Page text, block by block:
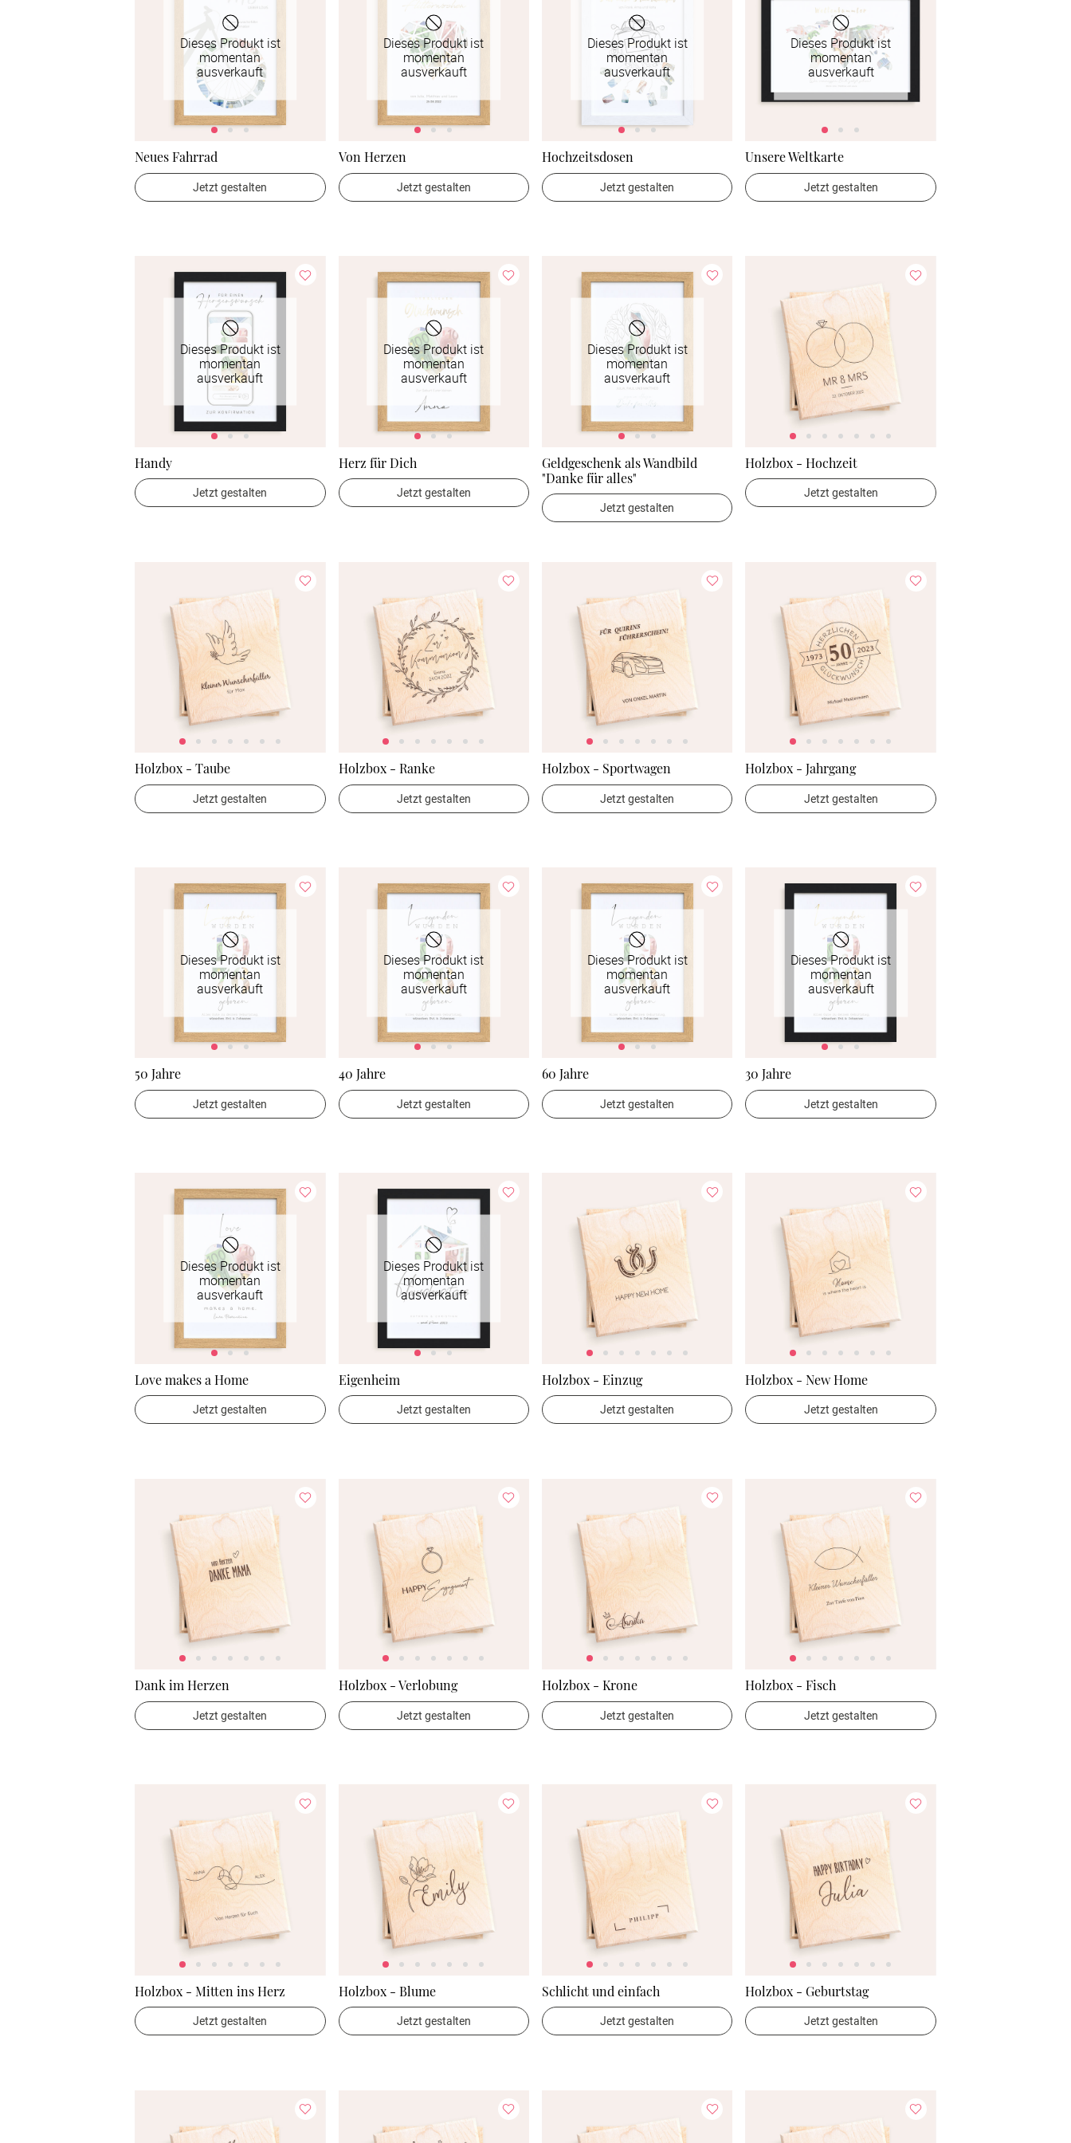
Dieses Produkt ist
momentan
ausverkauft
Neues Fahrrad
Jetzt gestalten
Dieses Produkt ist
momentan
ausverkauft
Von Herzen
Jetzt gestalten
Dieses Produkt ist
momentan
ausverkauft
Hochzeitsdosen
Jetzt gestalten
Dieses Produkt ist
momentan
ausverkauft
Unsere Weltkarte
Jetzt gestalten
Dieses Produkt ist
momentan
ausverkauft
Handy
Jetzt gestalten
Dieses Produkt ist
momentan
ausverkauft
Herz für Dich
Jetzt gestalten
Dieses Produkt ist
momentan
ausverkauft
Geldgeschenk als Wandbild
"Danke für alles"
Jetzt gestalten
Holzbox - Hochzeit
Jetzt gestalten
Holzbox - Taube
Jetzt gestalten
Holzbox - Ranke
Jetzt gestalten
Holzbox - Sportwagen
Jetzt gestalten
Holzbox - Jahrgang
Jetzt gestalten
Dieses Produkt ist
momentan
ausverkauft
50 Jahre
Jetzt gestalten
Dieses Produkt ist
momentan
ausverkauft
40 Jahre
Jetzt gestalten
Dieses Produkt ist
momentan
ausverkauft
60 Jahre
Jetzt gestalten
Dieses Produkt ist
momentan
ausverkauft
30 Jahre
Jetzt gestalten
Dieses Produkt ist
momentan
ausverkauft
Love makes a Home
Jetzt gestalten
Dieses Produkt ist
momentan
ausverkauft
Eigenheim
Jetzt gestalten
Holzbox - Einzug
Jetzt gestalten
Holzbox - New Home
Jetzt gestalten
Dank im Herzen
Jetzt gestalten
Holzbox - Verlobung
Jetzt gestalten
Holzbox - Krone
Jetzt gestalten
Holzbox - Fisch
Jetzt gestalten
Holzbox - Mitten ins Herz
Jetzt gestalten
Holzbox - Blume
Jetzt gestalten
Schlicht und einfach
Jetzt gestalten
Holzbox - Geburtstag
Jetzt gestalten